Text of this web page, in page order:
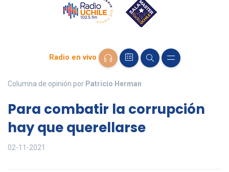
Radio en vivo
Columna de opinión por Patricio Herman
Para combatir la corrupción
hay que querellarse
02-11-2021